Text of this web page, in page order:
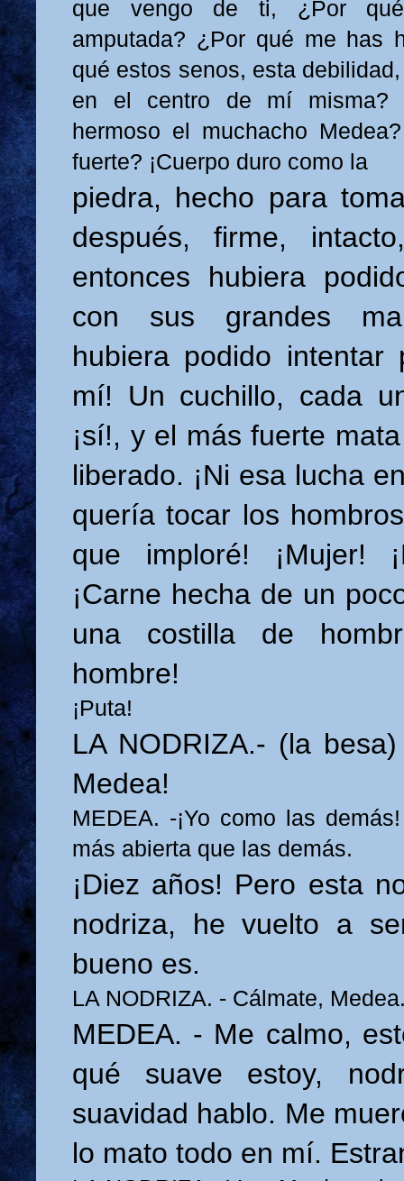
que vengo de ti, ¿Por
amputada? ¿Por qué me has
qué estos senos, esta
en el centro de mí misma?
hermoso el muchacho
fuerte? ¡Cuerpo duro como la
piedra, hecho para
después, firme,
entonces hubiera
con sus grandes
hubiera podido intentar
mí! Un cuchillo, cada
¡sí!, y el más fuerte
liberado. ¡Ni esa lucha
quería tocar los
que imploré! ¡Mujer!
¡Carne hecha de un
una costilla de
hombre!
¡Puta!
LA NODRIZA.- (la
Medea!
MEDEA. -¡Yo como las
más abierta que las demás.
¡Diez años! Pero esta
nodriza, he vuelto a
bueno es.
LA NODRIZA. - Cálmate,
MEDEA. - Me calmo,
qué suave estoy,
suavidad hablo. Me
lo mato todo en mí.